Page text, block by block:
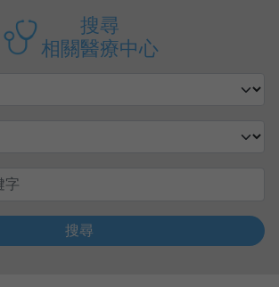
搜尋
相關醫療中心
搜尋